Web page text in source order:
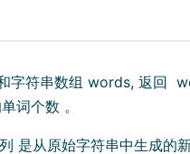
字符串数组 words, 返回
词个数 。
是从原始字符串中生成的